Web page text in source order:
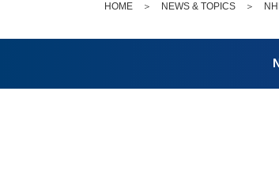
HOME ＞ NEWS & TOPICS ＞ NHK